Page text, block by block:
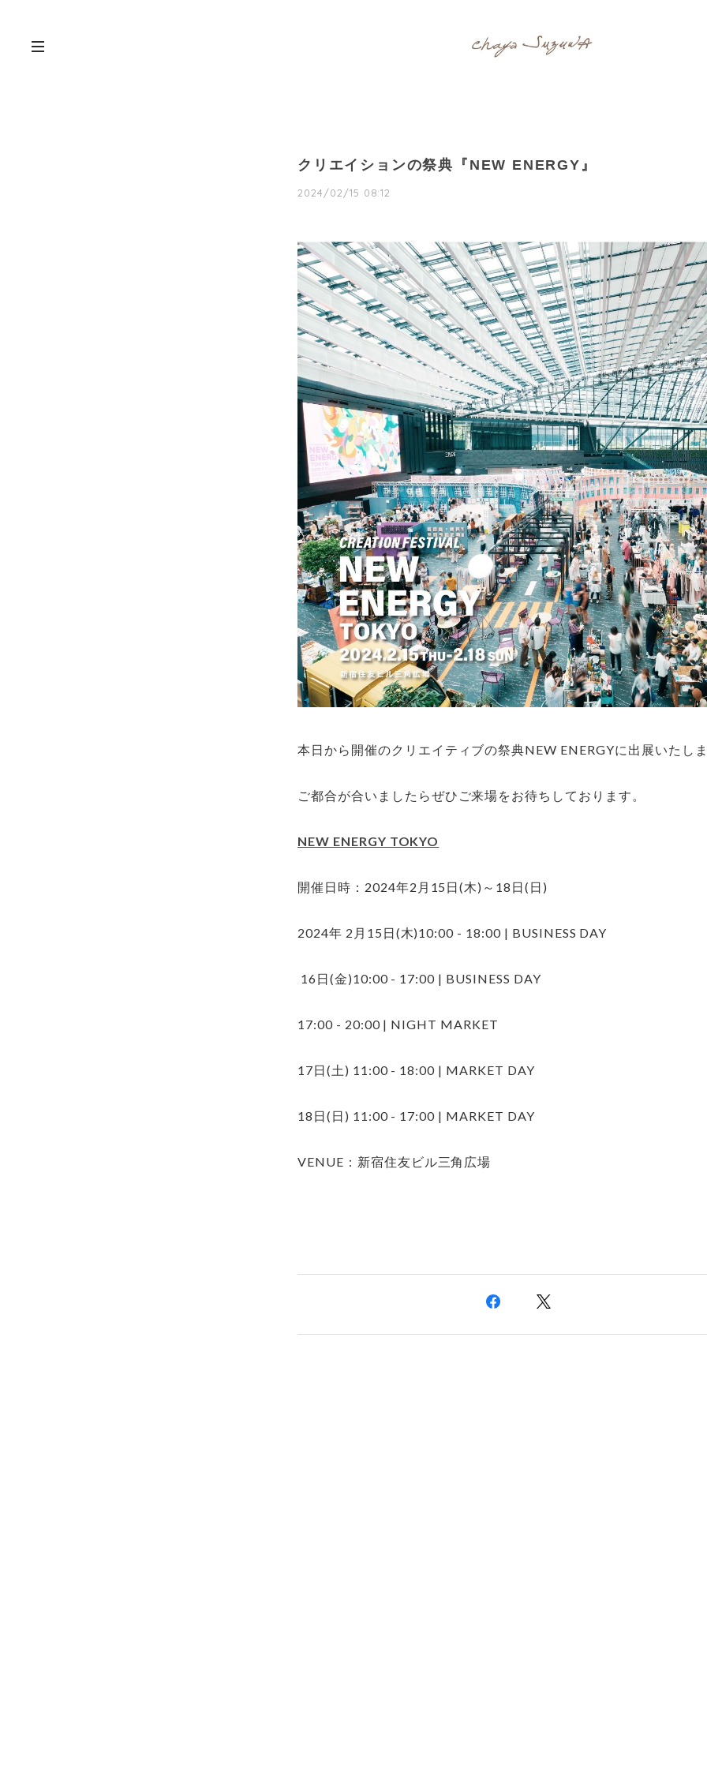
クリエイションの祭典『NEW ENERGY』
2024/02/15 08:12
本日から開催のクリエイティブの祭典NEW ENERGYに出展いたし
ご都合が合いましたらぜひご来場をお待ちしております。
NEW ENERGY TOKYO
開催日時：2024年2月15日(木)～18日(日)
2024年 2月15日(木)10:00 - 18:00 | BUSINESS DAY
16日(金)10:00 - 17:00 | BUSINESS DAY
17:00 - 20:00 | NIGHT MARKET
17日(土) 11:00 - 18:00 | MARKET DAY
18日(日) 11:00 - 17:00 | MARKET DAY
VENUE：新宿住友ビル三角広場